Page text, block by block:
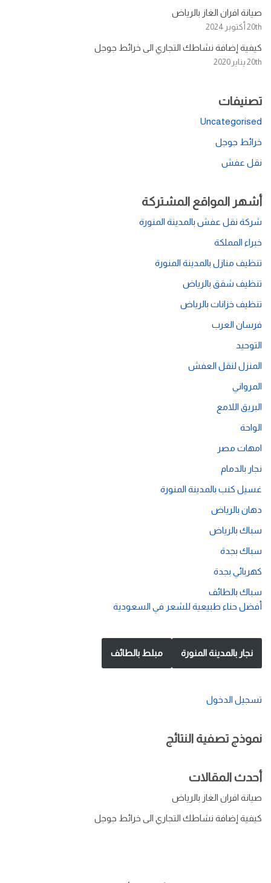
صيانة افران الغاز بالرياض
20th أكتوبر 2024
كيفية إضافة نشاطك التجاري الى خرائط جوجل
20th يناير 2020
تصنيفات
Uncategorised
خرائط جوجل
نقل عفش
أشهر المواقع المشتركة
شركة نقل عفش بالمدينة المنورة
خبراء المملكة
تنظيف منازل بالمدينة المنورة
تنظيف شقق بالرياض
تنظيف خزانات بالرياض
فرسان العرب
التوحيد
المنزل لنقل العفش
المرواني
البريق اللامع
الواحة
امهات مصر
نجار بالدمام
غسيل كنب بالمدينة المنورة
دهان بالرياض
سباك بالرياض
سباك بجدة
كهربائي بجدة
سباك بالطائف
أفضل حناء طبيعية للشعر في السعودية
نجار بالمدينة المنورة مبلط بالطائف
تسجيل الدخول
نموذج تصفية النتائج
أحدث المقالات
صيانة افران الغاز بالرياض
كيفية إضافة نشاطك التجاري الى خرائط جوجل